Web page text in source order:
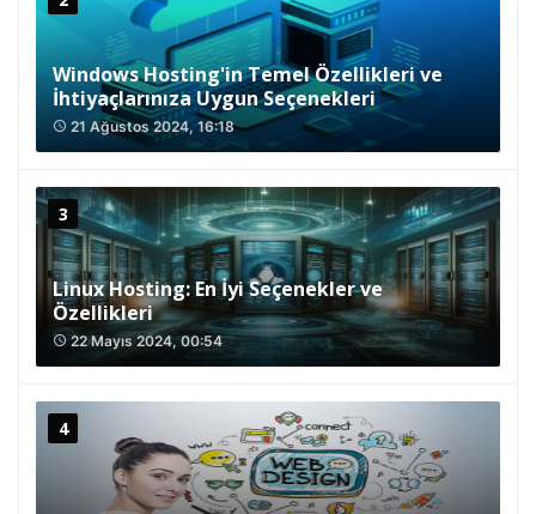
Windows Hosting'in Temel Özellikleri ve
İhtiyaçlarınıza Uygun Seçenekleri
access_time 21 Ağustos 2024, 16:18
Linux Hosting: En İyi Seçenekler ve
Özellikleri
access_time 22 Mayıs 2024, 00:54